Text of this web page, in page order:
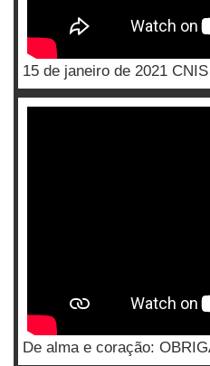
15 de janeiro de 2021
De alma e coração: